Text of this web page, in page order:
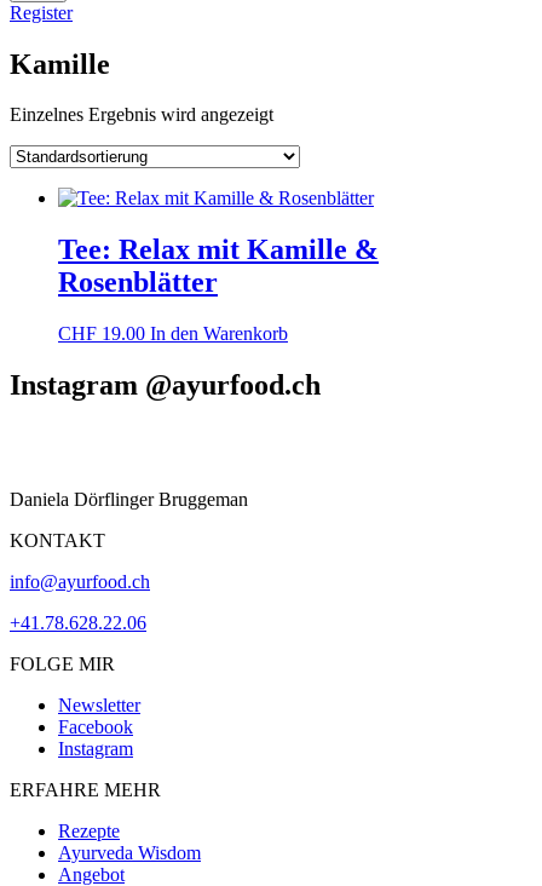
Register
Kamille
Einzelnes Ergebnis wird angezeigt
Tee: Relax mit Kamille &
Rosenblätter
CHF 19.00 In den Warenkorb
Instagram @ayurfood.ch
Daniela Dörflinger Bruggeman
KONTAKT
info@ayurfood.ch
+41.78.628.22.06
FOLGE MIR
Newsletter
Facebook
Instagram
ERFAHRE MEHR
Rezepte
Ayurveda Wisdom
Angebot